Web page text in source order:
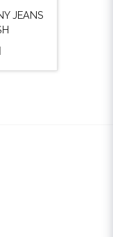
JEANS